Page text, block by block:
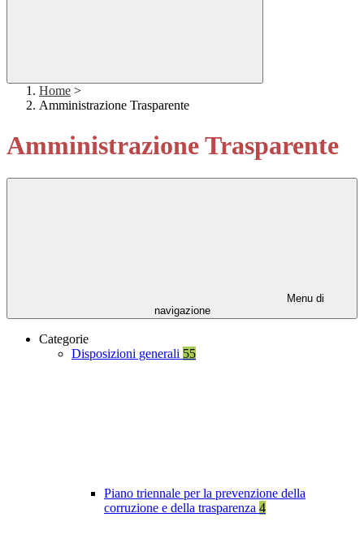
Home >
Amministrazione Trasparente
Amministrazione Trasparente
Menu di
navigazione
Categorie
Disposizioni generali 55
Piano triennale per la prevenzione della
corruzione e della trasparenza 4